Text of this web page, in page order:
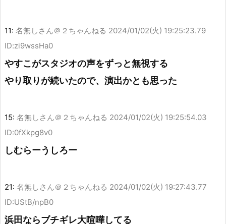
11: 名無しさん＠２ちゃんねる 2024/01/02(火) 19:25:23.79
ID:zi9wssHa0
やすこがスタジオの声をずっと無視する
やり取りが続いたので、演出かとも思った
15: 名無しさん＠２ちゃんねる 2024/01/02(火) 19:25:54.03
ID:0fXkpg8v0
しむらーうしろー
21: 名無しさん＠２ちゃんねる 2024/01/02(火) 19:27:43.77
ID:UStB/npB0
浜田ならブチギレ大喧嘩してる